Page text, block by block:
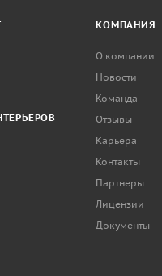
КОМПАНИЯ
О компании
Новости
Команда
Отзывы
Карьера
Контакты
Партнеры
Лицензии
Документы